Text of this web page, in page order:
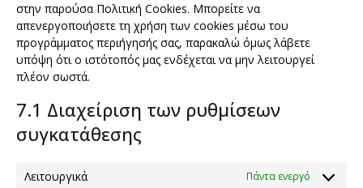
στην παρούσα Πολιτική Cookies. Μπορείτε να
απενεργοποιήσετε τη χρήση των cookies μέσω του
προγράμματος περιήγησής σας, παρακαλώ όμως λάβετε
υπόψη ότι ο ιστότοπός μας ενδέχεται να μην λειτουργεί
πλέον σωστά.
7.1 Διαχείριση των ρυθμίσεων
συγκατάθεσης
Λειτουργικά Πάντα ενεργό